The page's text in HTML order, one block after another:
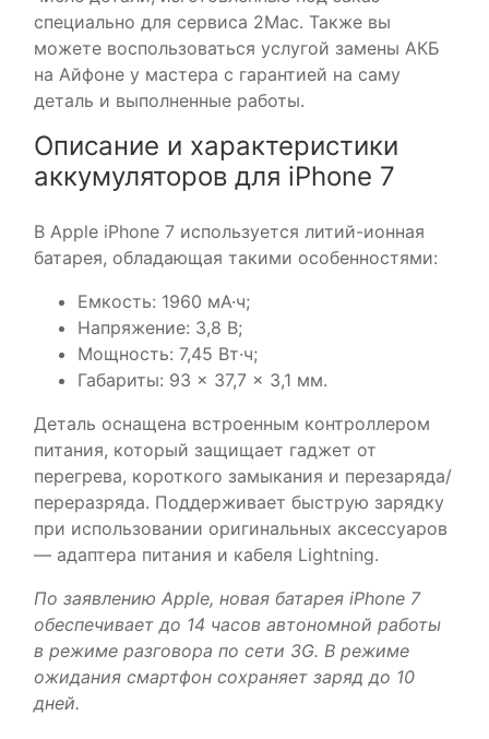
специально для сервиса 2Mac. Также вы
можете воспользоваться услугой замены АКБ
на Айфоне у мастера с гарантией на саму
деталь и выполненные работы.
Описание и характеристики
аккумуляторов для iPhone 7
В Apple iPhone 7 используется литий-ионная
батарея, обладающая такими особенностями:
Емкость: 1960 мА·ч;
Напряжение: 3,8 В;
Мощность: 7,45 Вт·ч;
Габариты: 93 × 37,7 × 3,1 мм.
Деталь оснащена встроенным контроллером
питания, который защищает гаджет от
перегрева, короткого замыкания и перезаряда/
переразряда. Поддерживает быструю зарядку
при использовании оригинальных аксессуаров
— адаптера питания и кабеля Lightning.
По заявлению Apple, новая батарея iPhone 7
обеспечивает до 14 часов автономной работы
в режиме разговора по сети 3G. В режиме
ожидания смартфон сохраняет заряд до 10
дней.